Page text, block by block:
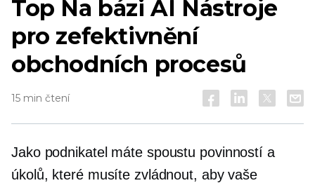
Top Na bázi AI Nástroje
pro zefektivnění
obchodních procesů
15 min čtení
Jako podnikatel máte spoustu povinností a
úkolů, které musíte zvládnout, aby vaše